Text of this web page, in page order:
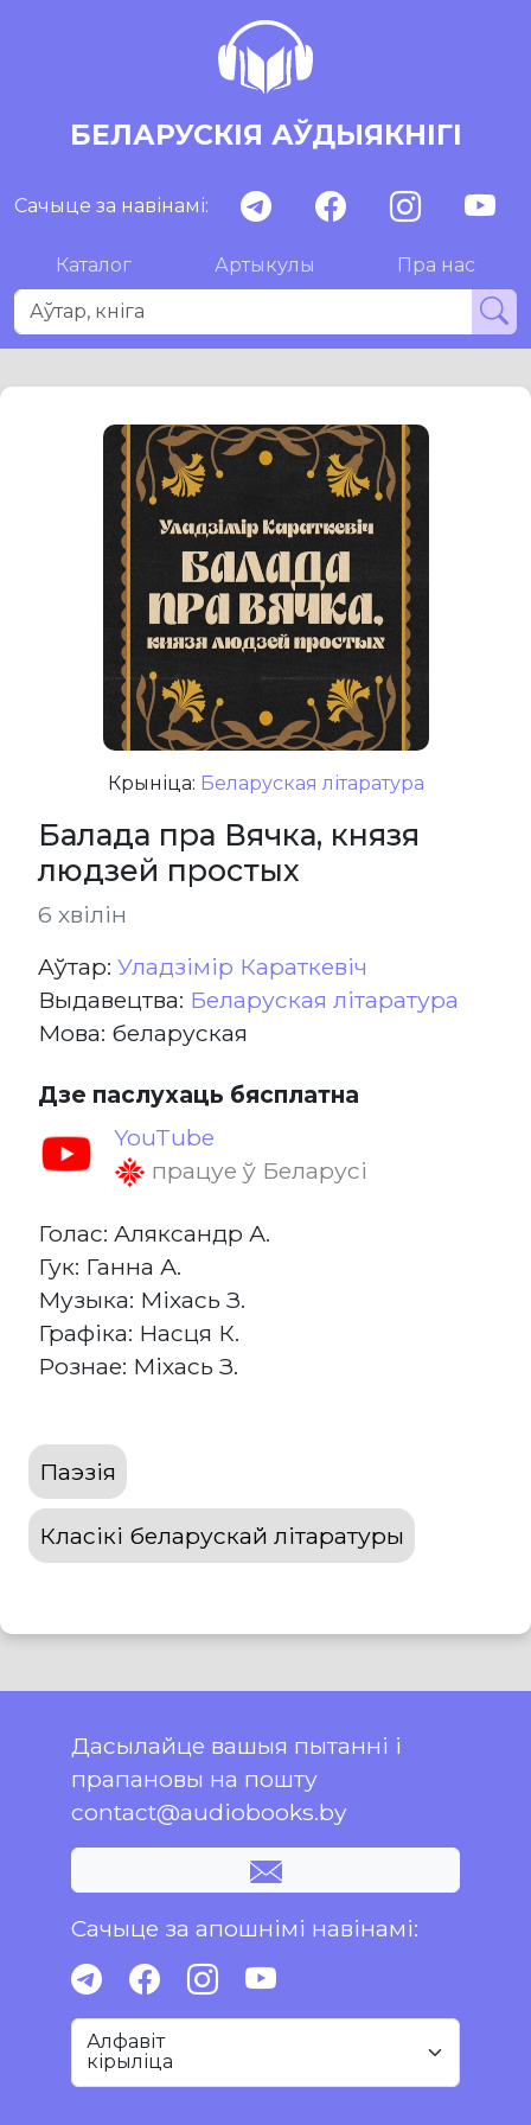
БЕЛАРУСКІЯ АЎДЫЯКНІГІ
Сачыце за навінамі:
Каталог Артыкулы Пра нас
Крыніца: Беларуская літаратура
Балада пра Вячка, князя
людзей простых
6 хвілін
Aўтар: Уладзімір Караткевіч
Выдавецтва: Беларуская літаратура
Мова: беларуская
Дзе паслухаць бясплатна
YouTube
працуе ў Беларусі
Голас: Аляксандр А.
Гук: Ганна А.
Музыка: Міхась З.
Графіка: Насця К.
Рознае: Міхась З.
Паэзія
Класікі беларускай літаратуры
Дасылайце вашыя пытанні і
прапановы на пошту
contact@audiobooks.by
Сачыце за апошнімі навінамі:
Алфавіт